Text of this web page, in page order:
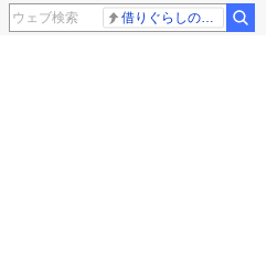
借りぐらしのアリエッティ 耳をすませば